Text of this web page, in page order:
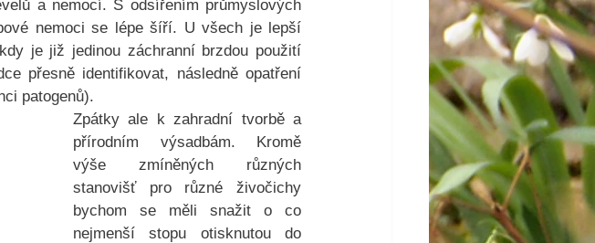
a nemocí. S odsířením průmyslových
nemoci se lépe šíří. U všech je lepší
je již jedinou záchranní brzdou použití
přesně identifikovat, následně opatření
patogenů).
Zpátky ale k zahradní tvorbě a
přírodním výsadbám. Kromě
výše zmíněných různých
stanovišť pro různé živočichy
bychom se měli snažit o co
nejmenší stopu otisknutou do